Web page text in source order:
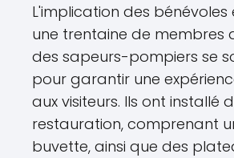
L'implication des bénévoles
une trentaine de membres
des sapeurs-pompiers se
pour garantir une
aux visiteurs. Ils ont installé
restauration, comprenant
buvette, ainsi que des